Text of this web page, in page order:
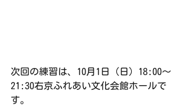
次回の練習は、10月1日（日）18:00〜
21:30右京ふれあい文化会館ホールで
す。